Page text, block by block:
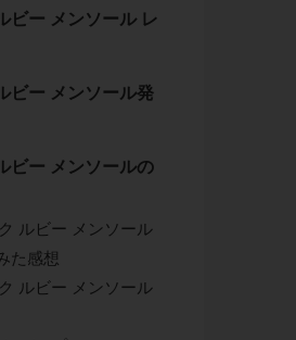
ビー メンソール レ
ビー メンソール発
ビー メンソールの
ルビー メンソール
た感想
ルビー メンソール